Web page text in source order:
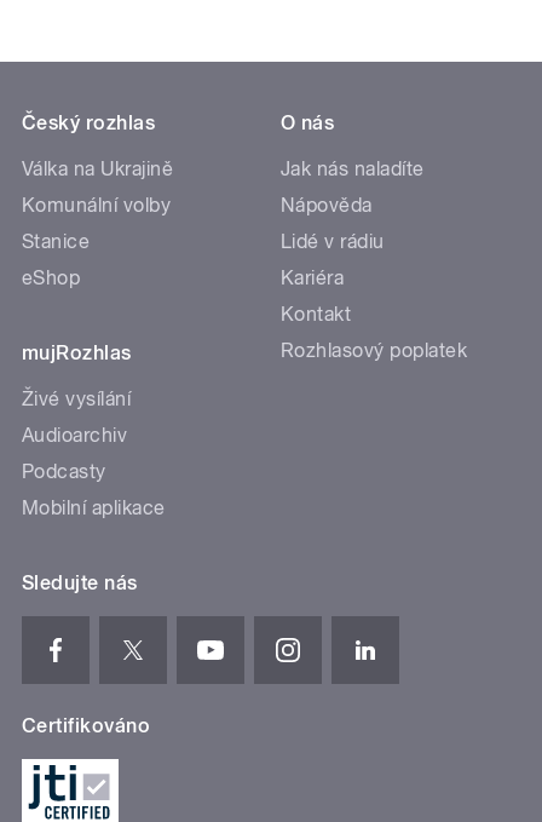
Český rozhlas
Válka na Ukrajině
Komunální volby
Stanice
eShop
mujRozhlas
Živé vysílání
Audioarchiv
Podcasty
Mobilní aplikace
O nás
Jak nás naladíte
Nápověda
Lidé v rádiu
Kariéra
Kontakt
Rozhlasový poplatek
Sledujte nás
Certifikováno